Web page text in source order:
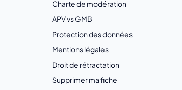
Charte de modération
APV vs GMB
Protection des données
Mentions légales
Droit de rétractation
Supprimer ma fiche